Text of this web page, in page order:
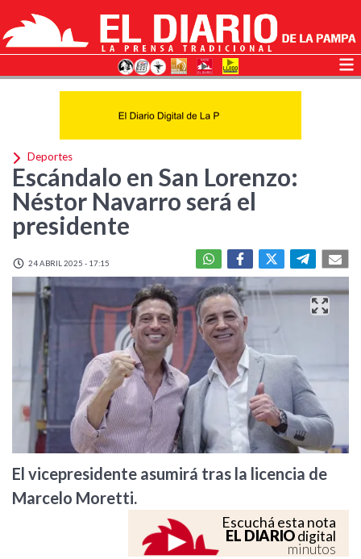
Deportes
Escándalo en San Lorenzo:
Néstor Navarro será el
presidente
24 ABRIL 2025 - 17:15
El vicepresidente asumirá tras la licencia de
Marcelo Moretti.
Escuchá esta nota
EL DIARIOdigital
minutos